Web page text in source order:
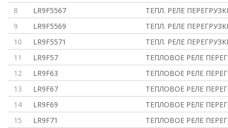
8
LR9F5567
ТЕПЛ. РЕЛЕ
9
LR9F5569
ТЕПЛ. РЕЛЕ
10
LR9F5571
ТЕПЛ. РЕЛЕ
11
LR9F57
ТЕПЛОВОЕ РЕЛЕ
12
LR9F63
ТЕПЛОВОЕ РЕЛЕ
13
LR9F67
ТЕПЛОВОЕ РЕЛЕ
14
LR9F69
ТЕПЛОВОЕ РЕЛЕ
15
LR9F71
ТЕПЛОВОЕ РЕЛЕ